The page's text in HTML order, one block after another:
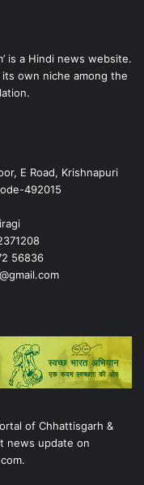
is a Hindi news website.
own niche among the
E Road, Krishnapuri
492015
56836
of Chhattisgarh &
news update on